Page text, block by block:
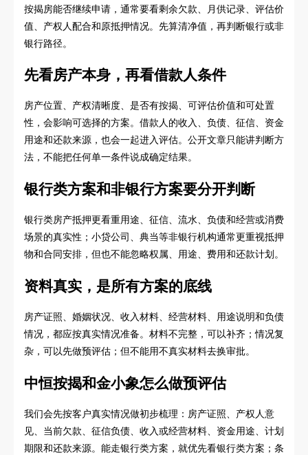
按揭房能否继续申请，通常要看剩余欠款、月供记录、评估价
值、产权人配合和原抵押情况。先算清净值，再判断银行或非
银行路径。
先看房产本身，再看借款人条件
房产位置、产权清晰度、是否有按揭、可评估价值和可处置
性，会影响可选择的方案。借款人的收入、负债、征信、资金
用途和还款来源，也会一起进入评估。公开文章只能讲判断方
法，不能把任何单一条件说成确定结果。
银行类方案和非银行方案要分开判断
银行类房产抵押更看重用途、征信、流水、负债和经营或消费
场景的真实性；小贷公司、典当等非银行机构通常更重视抵押
物和合同安排，但也不能忽略权属、用途、费用和还款计划。
资料真实，是所有方案的底线
房产证照、婚姻状况、收入材料、经营材料、用途说明和负债
情况，都应按真实情况准备。材料不完整，可以补齐；情况复
杂，可以先做预评估；但不能用不真实材料去换审批。
中恒按揭和金小象怎么做预评估
我们会先按客户真实情况做初步梳理：房产证照、产权人意
见、当前欠款、征信负债、收入或经营材料、资金用途、计划
期限和还款来源。能走银行类方案，就优先看银行类方案；条